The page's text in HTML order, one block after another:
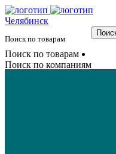
Челябинск
Поиск по товарам
Поиск по товарам
Поиск по компаниям